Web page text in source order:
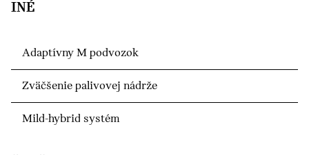
INÉ
Adaptívny M podvozok
Zväčšenie palivovej nádrže
Mild-hybrid systém